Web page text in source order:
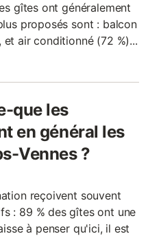
gîtes ont généralement
proposés sont : balcon
et air conditionné (72 %)...
que les
en général les
Vennes ?
reçoivent souvent
: 89 % des gîtes ont une
à penser qu'ici, il est